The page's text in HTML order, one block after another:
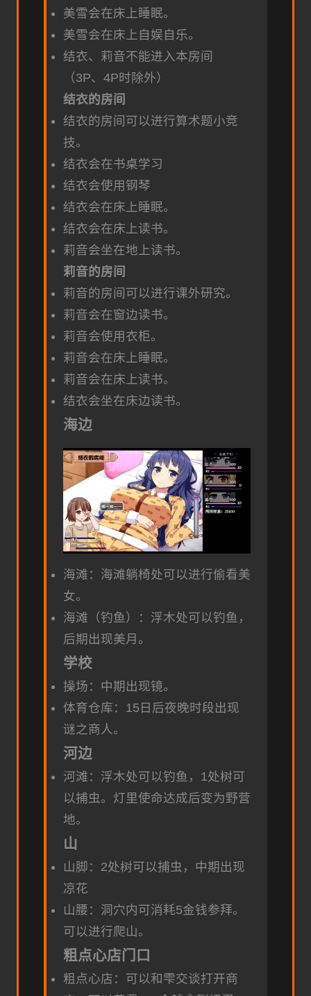
美雪会在床上睡眠。
美雪会在床上自娱自乐。
结衣、莉音不能进入本房间
（3P、4P时除外）
结衣的房间
结衣的房间可以进行算术题小竞
技。
结衣会在书桌学习
结衣会使用钢琴
结衣会在床上睡眠。
结衣会在床上读书。
莉音会坐在地上读书。
莉音的房间
莉音的房间可以进行课外研究。
莉音会在窗边读书。
莉音会使用衣柜。
莉音会在床上睡眠。
莉音会在床上读书。
结衣会坐在床边读书。
海边
海滩：海滩躺椅处可以进行偷看美
女。
海滩（钓鱼）：浮木处可以钓鱼，
后期出现美月。
学校
操场：中期出现镜。
体育仓库：15日后夜晚时段出现
谜之商人。
河边
河滩：浮木处可以钓鱼，1处树可
以捕虫。灯里使命达成后变为野营
地。
山
山脚：2处树可以捕虫，中期出现
凉花
山腰：洞穴内可消耗5金钱参拜。
可以进行爬山。
粗点心店门口
粗点心店：可以和雫交谈打开商